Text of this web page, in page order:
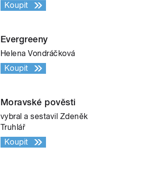
Koupit
Evergreeny
Helena Vondráčková
Koupit
Moravské pověsti
vybral a sestavil Zdeněk
Truhlář
Koupit